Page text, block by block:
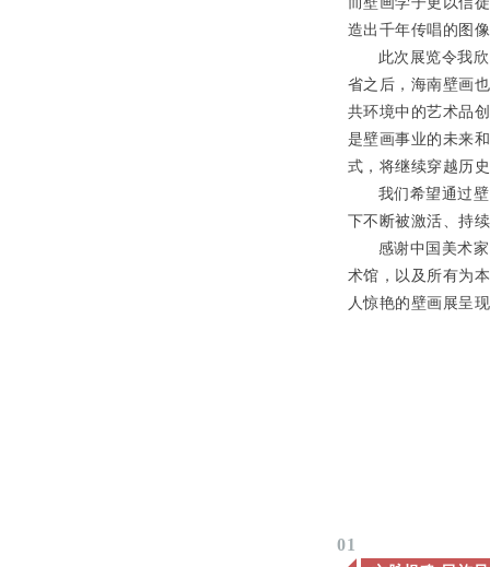
造出千年传唱的图
此次展览令我
省之后，海南壁画
共环境中的艺术品
是壁画事业的未来
式，将继续穿越历
我们希望通过
下不断被激活、持
感谢中国美术
术馆，以及所有为
人惊艳的壁画展呈
01